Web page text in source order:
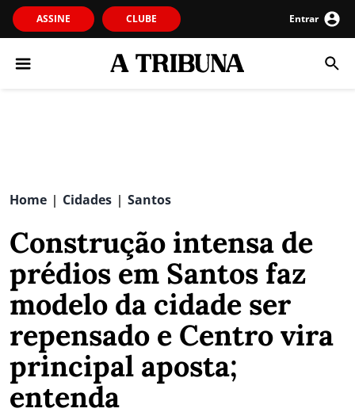
ASSINE CLUBE Entrar
Home | Cidades | Santos
Construção intensa de
prédios em Santos faz
modelo da cidade ser
repensado e Centro vira
principal aposta;
entenda